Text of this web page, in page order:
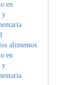
en
y
alimentos
en
y